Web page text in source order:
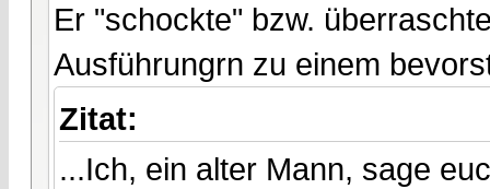
Er "schockte" bzw.
Ausführungrn zu einem
Zitat:
...Ich, ein alter Mann, sage